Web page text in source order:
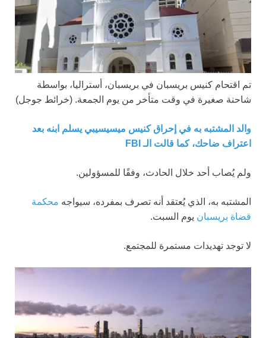
تم اقتحام كنيس بريسبان في بريسبان، أستراليا، بواسطة
شاحنة صغيرة في وقت متأخر من يوم الجمعة. (خرائط جوجل)
والد المشتبه به في إحراق كنيس ميسيسيبي يسلم ابنه بعد
اعتراف ضاحك، كما قالت الـ FBI
ولم يُصاب أحد خلال الحادث، وفقًا للمسؤولين.
المشتبه به، الذي يُعتقد أنه تصرف بمفرده، سيواجه محكمة
قضاة بريسبان يوم السبت.
لا توجد تهديدات مستمرة للمجتمع.